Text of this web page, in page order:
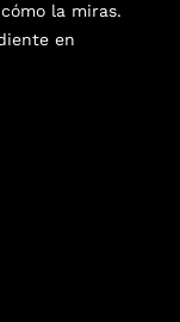
la miras.
en